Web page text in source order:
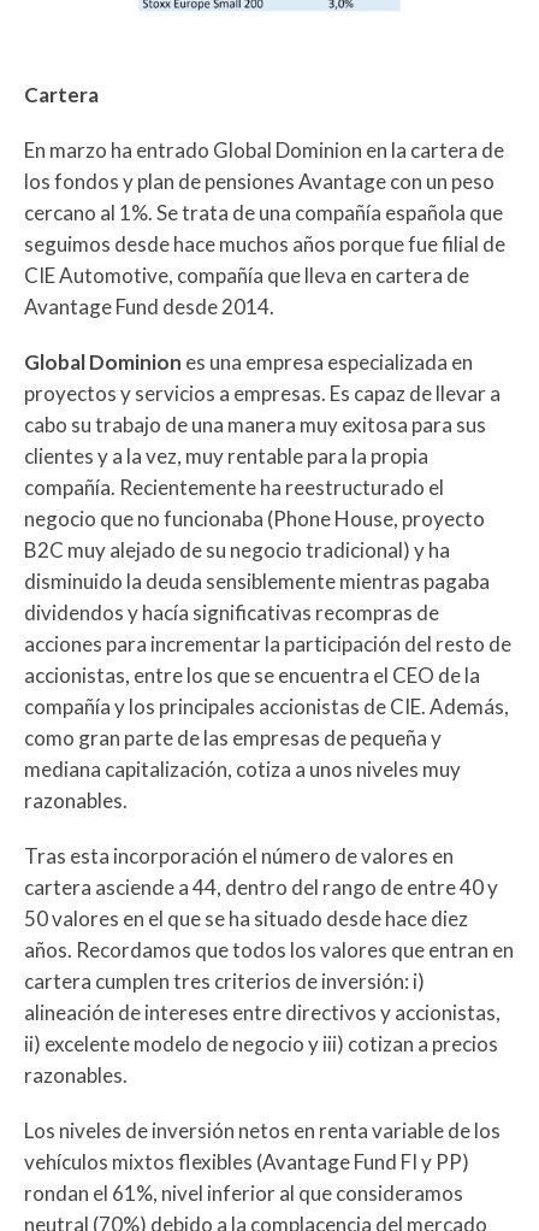
Cartera
En marzo ha entrado Global Dominion en la cartera de
los fondos y plan de pensiones Avantage con un peso
cercano al 1%. Se trata de una compañía española que
seguimos desde hace muchos años porque fue filial de
CIE Automotive, compañía que lleva en cartera de
Avantage Fund desde 2014.
Global Dominion es una empresa especializada en
proyectos y servicios a empresas. Es capaz de llevar a
cabo su trabajo de una manera muy exitosa para sus
clientes y a la vez, muy rentable para la propia
compañía. Recientemente ha reestructurado el
negocio que no funcionaba (Phone House, proyecto
B2C muy alejado de su negocio tradicional) y ha
disminuido la deuda sensiblemente mientras pagaba
dividendos y hacía significativas recompras de
acciones para incrementar la participación del resto de
accionistas, entre los que se encuentra el CEO de la
compañía y los principales accionistas de CIE. Además,
como gran parte de las empresas de pequeña y
mediana capitalización, cotiza a unos niveles muy
razonables.
Tras esta incorporación el número de valores en
cartera asciende a 44, dentro del rango de entre 40 y
50 valores en el que se ha situado desde hace diez
años. Recordamos que todos los valores que entran en
cartera cumplen tres criterios de inversión: i)
alineación de intereses entre directivos y accionistas,
ii) excelente modelo de negocio y iii) cotizan a precios
razonables.
Los niveles de inversión netos en renta variable de los
vehículos mixtos flexibles (Avantage Fund FI y PP)
rondan el 61%, nivel inferior al que consideramos
neutral (70%) debido a la complacencia del mercado